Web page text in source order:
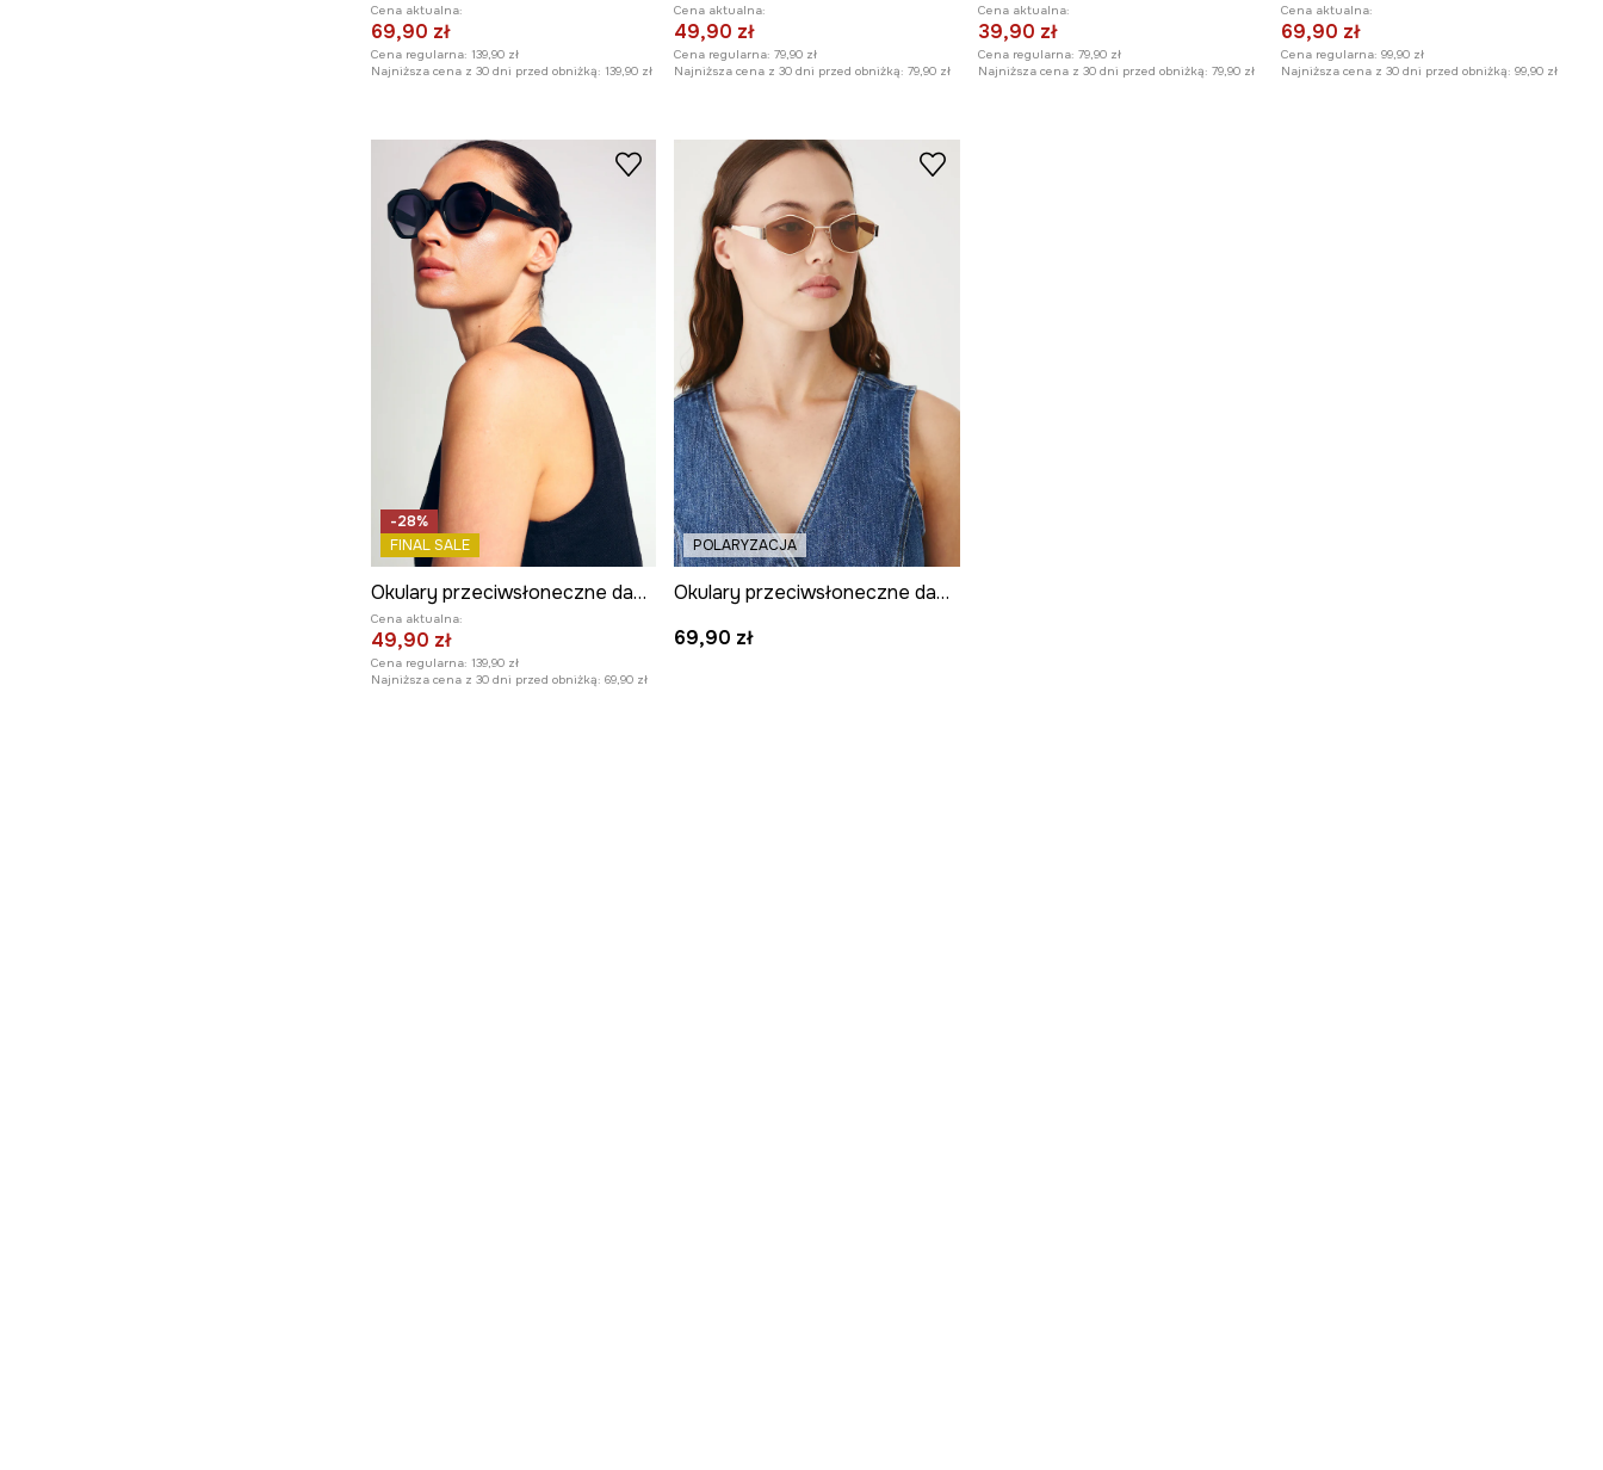
Cena aktualna:
69,90 zł
Cena regularna: 139,90 zł
Najniższa cena z 30 dni przed obniżką: 139,90 zł
Cena aktualna:
49,90 zł
Cena regularna: 79,90 zł
Najniższa cena z 30 dni przed obniżką: 79,90 zł
Cena aktualna:
39,90 zł
Cena regularna: 79,90 zł
Najniższa cena z 30 dni przed obniżką: 79,90 zł
Cena aktualna:
69,90 zł
Cena regularna: 99,90 zł
Najniższa cena z 30 dni przed obniżką: 99,90 zł
-28%
FINAL SALE
Okulary przeciwsłoneczne damskie z polaryzacją z acetatem
Cena aktualna:
49,90 zł
Cena regularna: 139,90 zł
Najniższa cena z 30 dni przed obniżką: 69,90 zł
POLARYZACJA
Okulary przeciwsłoneczne damskie z polaryzacją
69,90 zł